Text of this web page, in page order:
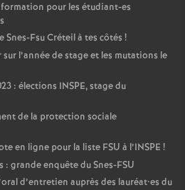
pour les étudiant-es
Snes-Fsu Créteil à tes côtés !
l’année de stage et les mutations le
: élections INSPE, stage du
de la protection sociale
en ligne pour la liste FSU à l’INSPE !
: grande enquête du Snes-FSU
d’entretien auprès des lauréat•es du